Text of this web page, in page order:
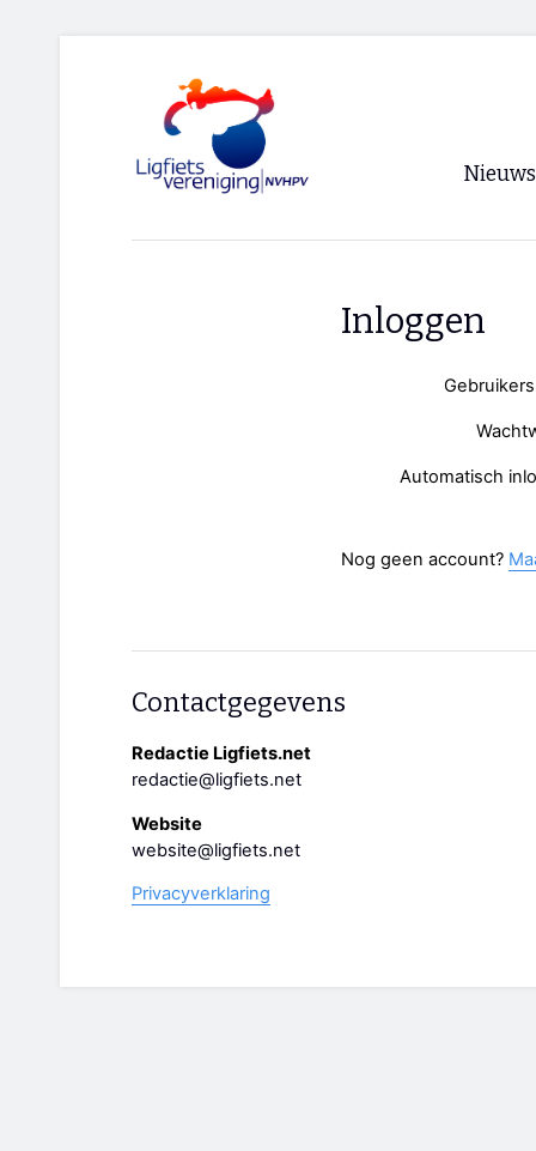
Nieuws
Inloggen
Automatisch
Nog geen account?
Contactgegevens
Redactie Ligfiets.net
redactie@ligfiets.net
Website
website@ligfiets.net
Privacyverklaring